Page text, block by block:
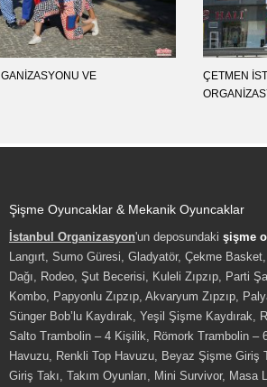
VE
ÇETMEN
Şişme Oyuncaklar & Mekanik Oyuncaklar
İstanbul Organizasyon'un deposundaki şişme
Langırt, Sumo Güresi, Gladyatör, Çekme
Dağı, Rodeo, Şut Becerisi, Kuleli Zıpzıp, Parti
Kombo, Papyonlu Zıpzıp, Akvaryum Zıpzıp,
Sünger Bob’lu Kaydırak, Yeşil Şişme Kaydırak,
Salto Trambolin – 4 Kişilik, Römork Trambolin –
Havuzu, Renkli Top Havuzu, Beyaz Şişme Giriş
Giriş Takı, Takım Oyunları, Mini Survivor, Masa